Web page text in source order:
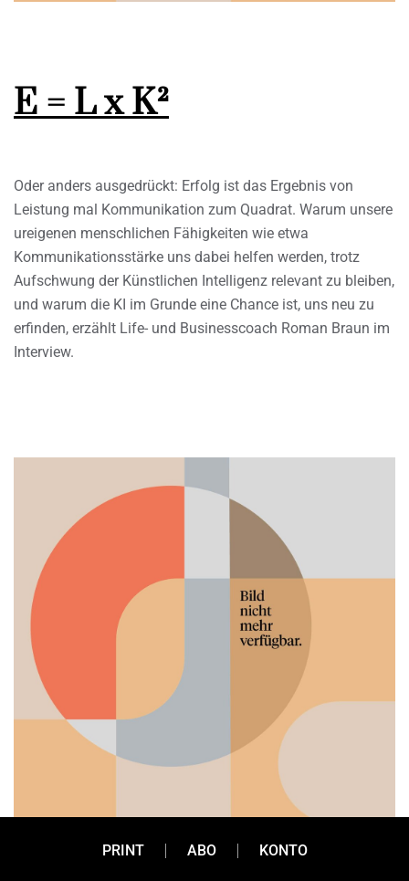
E = L x K²
Oder anders ausgedrückt: Erfolg ist das Ergebnis von
Leistung mal Kommunikation zum Quadrat. Warum unsere
ureigenen menschlichen Fähigkeiten wie etwa
Kommunikationsstärke uns dabei helfen werden, trotz
Aufschwung der Künstlichen Intelligenz relevant zu bleiben,
und warum die KI im Grunde eine Chance ist, uns neu zu
erfinden, erzählt Life- und Businesscoach Roman Braun im
Interview.
PRINT ABO KONTO